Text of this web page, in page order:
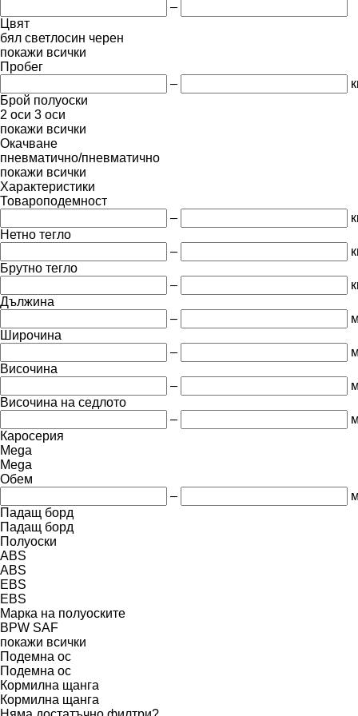
–
Цвят
бял светлосин черен
покажи всички
Пробег
–
Брой полуоски
2 оси 3 оси
покажи всички
Окачване
пневматично/пневматично
покажи всички
Характеристики
Товароподемност
–
Нетно тегло
–
Брутно тегло
–
Дължина
–
м
Широчина
–
м
Височина
–
м
Височина на седлото
–
Каросерия
Mega
Mega
Обем
–
Падащ борд
Падащ борд
Полуоски
ABS
ABS
EBS
EBS
Марка на полуоските
BPW SAF
покажи всички
Подемна ос
Подемна ос
Кормилна щанга
Кормилна щанга